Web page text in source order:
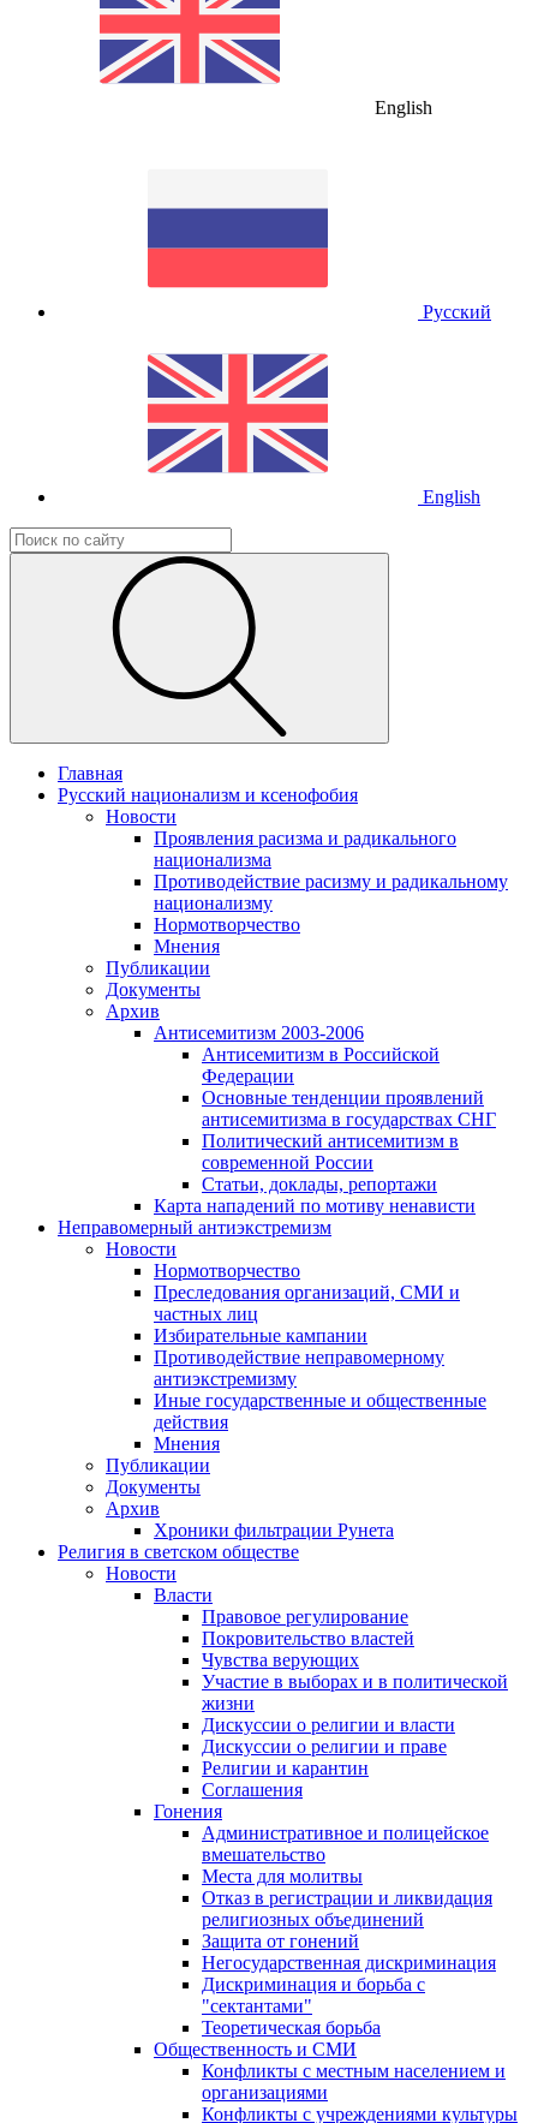
English
Русский
English
Главная
Русский национализм и ксенофобия
Новости
Проявления расизма и радикального
национализма
Противодействие расизму и радикальному
национализму
Нормотворчество
Мнения
Публикации
Документы
Архив
Антисемитизм 2003-2006
Антисемитизм в Российской
Федерации
Основные тенденции проявлений
антисемитизма в государствах СНГ
Политический антисемитизм в
современной России
Статьи, доклады, репортажи
Карта нападений по мотиву ненависти
Неправомерный антиэкстремизм
Новости
Нормотворчество
Преследования организаций, СМИ и
частных лиц
Избирательные кампании
Противодействие неправомерному
антиэкстремизму
Иные государственные и общественные
действия
Мнения
Публикации
Документы
Архив
Хроники фильтрации Рунета
Религия в светском обществе
Новости
Власти
Правовое регулирование
Покровительство властей
Чувства верующих
Участие в выборах и в политической
жизни
Дискуссии о религии и власти
Дискуссии о религии и праве
Религии и карантин
Соглашения
Гонения
Административное и полицейское
вмешательство
Места для молитвы
Отказ в регистрации и ликвидация
религиозных объединений
Защита от гонений
Негосударственная дискриминация
Дискриминация и борьба с
"сектантами"
Теоретическая борьба
Общественность и СМИ
Конфликты с местным населением и
организациями
Конфликты с учреждениями культуры